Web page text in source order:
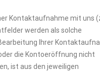
Kontaktaufnahme mit uns
werden als solche
Ihrer
die Kontoeröffnung nicht
ist aus den jeweiligen